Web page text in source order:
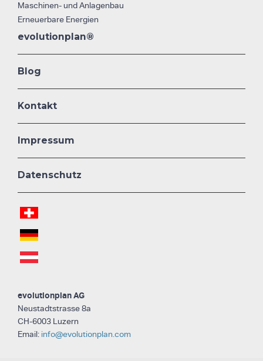
Maschinen- und Anlagenbau
Erneuerbare Energien
evolutionplan®
Blog
Kontakt
Impressum
Datenschutz
evolutionplan AG
Neustadtstrasse 8a
CH-6003 Luzern
Email: info@evolutionplan.com